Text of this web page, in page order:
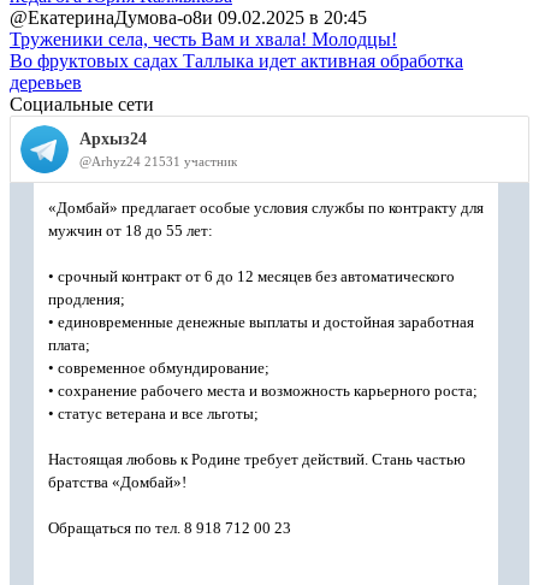
@ЕкатеринаДумова-о8и 09.02.2025 в 20:45
Труженики села, честь Вам и хвала! Молодцы!
Во фруктовых садах Таллыка идет активная обработка
деревьев
Социальные сети